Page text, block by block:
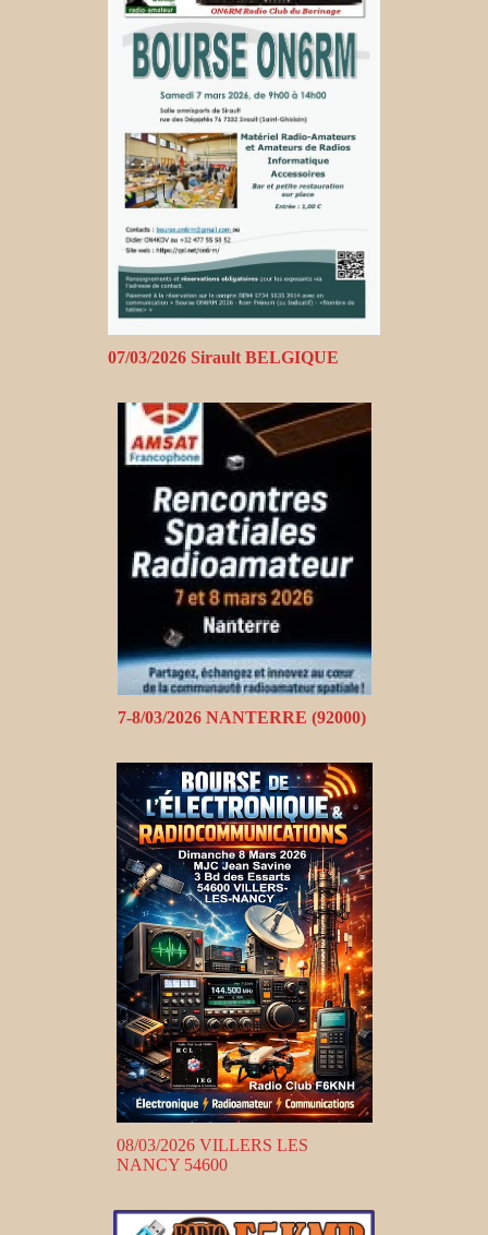
07/03/2026 Sirault BELGIQUE
7-8/03/2026 NANTERRE (92000)
08/03/2026 VILLERS LES
NANCY 54600